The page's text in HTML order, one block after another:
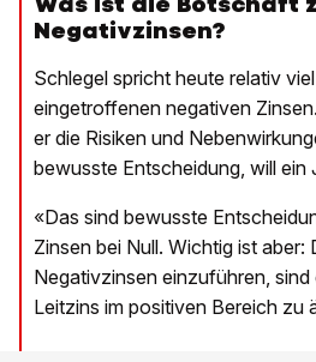
Negativzinsen?
Schlegel spricht heute relativ
eingetroffenen negativen
er die Risiken und
bewusste Entscheidung, will ein
«Das sind bewusste
Zinsen bei Null. Wichtig ist aber:
Negativzinsen einzuführen,
Leitzins im positiven Bereich zu